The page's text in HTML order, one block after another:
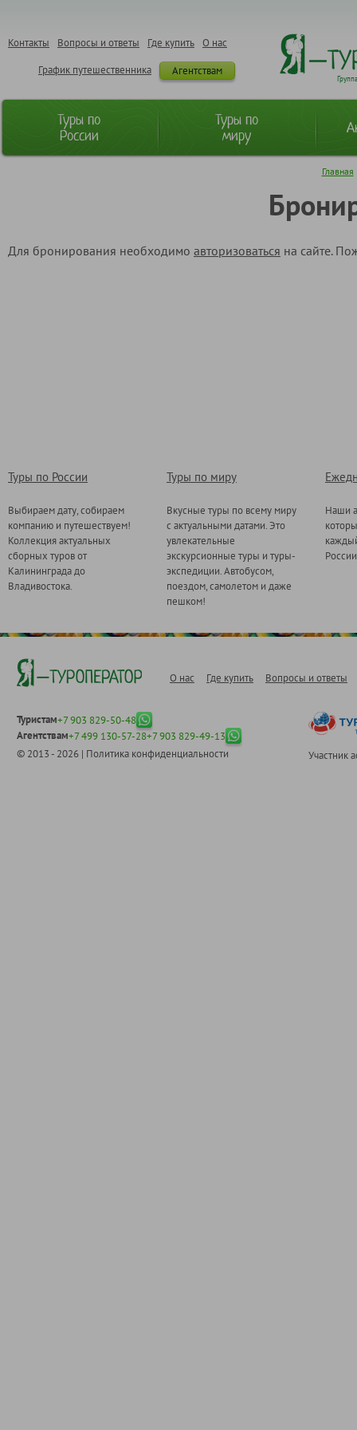
О нас
Где купить
Вопросы и ответы
Контакты
Агентствам
График путешественника
Туры по
России
Туры по
миру
Главная
Для бронирования необходимо авторизоваться на сайте.
Туры по России
Выбираем дату, собираем
компанию и путешествуем!
Коллекция актуальных
сборных туров от
Калининграда до
Владивостока.
Туры по миру
Вкусные туры по всему миру
с актуальными датами. Это
увлекательные
экскурсионные туры и туры-
экспедиции. Автобусом,
поездом, самолетом и даже
пешком!
Наши
О нас Где купить Вопросы и ответы
Туристам+7 903 829-50-48
Агентствам+7 499 130-57-28+7 903 829-49-13
© 2013 - 2026 | Политика конфиденциальности Участник